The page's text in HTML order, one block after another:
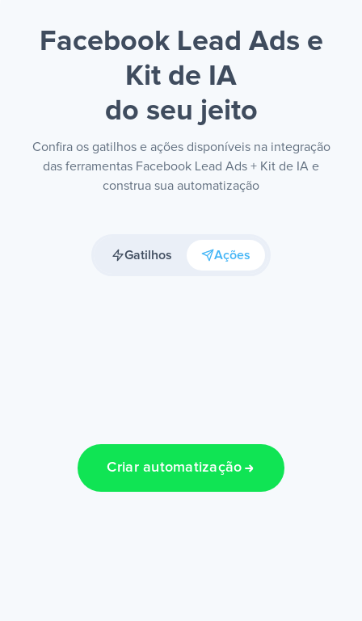
Facebook Lead Ads e
Kit de IA
do seu jeito
Confira os gatilhos e ações disponíveis na integração
das ferramentas Facebook Lead Ads + Kit de IA e
construa sua automatização
Gatilhos Ações
Criar automatização